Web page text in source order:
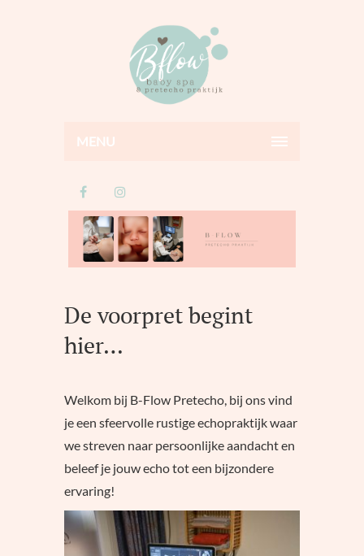
MENU
De voorpret begint
hier…
Welkom bij B-Flow Pretecho, bij ons vind
je een sfeervolle rustige echopraktijk waar
we streven naar persoonlijke aandacht en
beleef je jouw echo tot een bijzondere
ervaring!